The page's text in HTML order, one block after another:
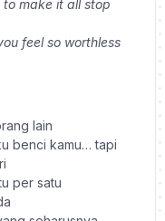
to make it all stop
feel so worthless
lain
benci kamu… tapi
per satu